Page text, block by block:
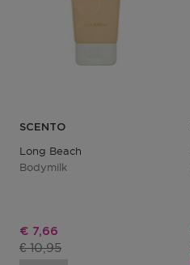
SCENTO
Long Beach
Bodymilk
Kortingsprijs
€ 7,66
Productprijs
€ 10,95